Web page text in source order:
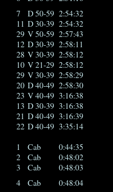
7 D 50-59 2:54:32
11 D 30-39 2:54:32
29 V 50-59 2:57:43
12 D 30-39 2:58:11
28 V 30-39 2:58:12
10 V 21-29 2:58:12
29 V 30-39 2:58:29
20 D 40-49 2:58:30
23 V 40-49 3:16:38
13 D 30-39 3:16:38
21 D 40-49 3:16:39
22 D 40-49 3:35:14
1 Cab
0:44:35
2 Cab
0:48:02
3 Cab
0:48:03
4 Cab
0:48:04